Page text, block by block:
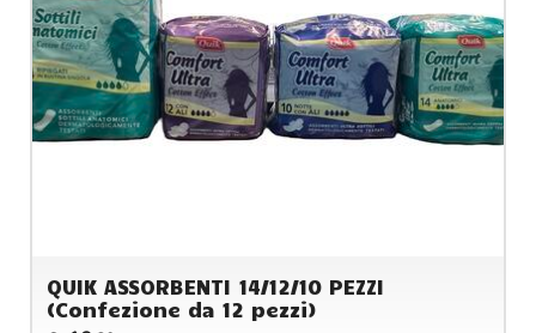
QUIK ASSORBENTI 14/12/10 PEZZI
(Confezione da 12 pezzi)